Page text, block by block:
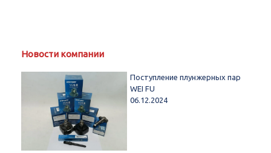
Новости компании
Поступление плунжерных пар
WEI FU
06.12.2024